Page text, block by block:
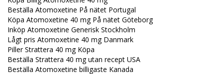
Beställa Atomoxetine På nätet Portugal
Köpa Atomoxetine 40 mg På nätet Göteborg
Inköp Atomoxetine Generisk Stockholm
Lågt pris Atomoxetine 40 mg Danmark
Piller Strattera 40 mg Köpa
Beställa Strattera 40 mg utan recept USA
Beställa Atomoxetine billigaste Kanada